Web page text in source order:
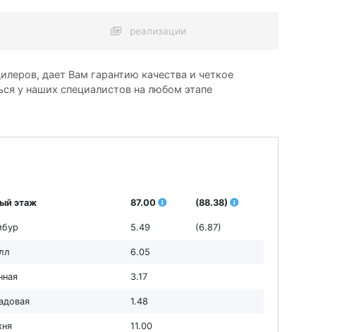
реализации
дает Вам гарантию качества и четкое
у наших специалистов на любом этапе
этаж 87.00 (88.38)
5.49 (6.87)
6.05
3.17
1.48
11.00